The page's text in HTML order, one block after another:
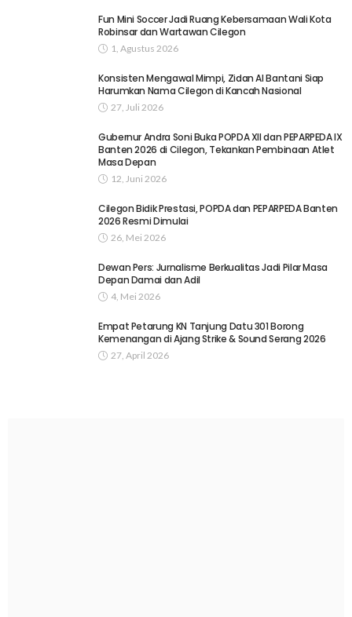
Fun Mini Soccer Jadi Ruang Kebersamaan Wali Kota
Robinsar dan Wartawan Cilegon
1, Agustus 2026
Konsisten Mengawal Mimpi, Zidan Al Bantani Siap
Harumkan Nama Cilegon di Kancah Nasional
27, Juli 2026
Gubernur Andra Soni Buka POPDA XII dan PEPARPEDA IX
Banten 2026 di Cilegon, Tekankan Pembinaan Atlet
Masa Depan
12, Juni 2026
Cilegon Bidik Prestasi, POPDA dan PEPARPEDA Banten
2026 Resmi Dimulai
26, Mei 2026
Dewan Pers: Jurnalisme Berkualitas Jadi Pilar Masa
Depan Damai dan Adil
4, Mei 2026
Empat Petarung KN Tanjung Datu 301 Borong
Kemenangan di Ajang Strike & Sound Serang 2026
27, April 2026